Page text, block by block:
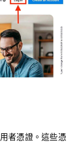
者憑證。這些憑